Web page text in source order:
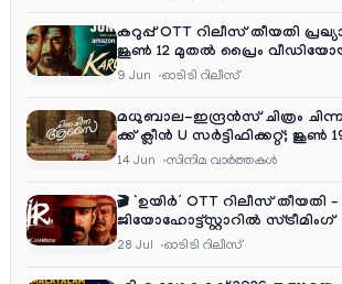
കറുപ്പ് OTT റിലീസ് തീയതി
ജൂൺ 12 മുതൽ പ്രൈം
9 Jun ഓടിടി റിലീസ്
മധുബാല-ഇന്ദ്രൻസ് ചിത്രം
ക്ക് ക്ലീൻ U സർട്ടിഫിക്കറ്റ്;
റിലീസ്
14 Jun സിനിമ വാര്‍ത്തകള്‍
🎬 ‘ഉയിർ’ OTT റിലീസ്
ജിയോഹോട്ട്സ്റ്റാറിൽ സ്ട്രീമിംഗ്
28 Jul ഓടിടി റിലീസ്